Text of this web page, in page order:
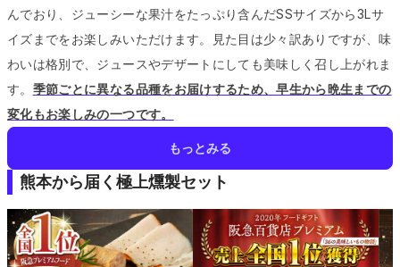
んでおり、ジューシーな果汁をたっぷり含んだSSサイズから3Lサ
イズまでをお楽しみいただけます。
見た目は少々訳ありですが、味
わいは格別で、ジュースやデザートにしても美味しく召し上がれま
す。 季節ごとに異なる品種をお届けするため、早生から晩生までの
変化もお楽しみの一つです。
もっとみる
熊本から届く極上燻製セット